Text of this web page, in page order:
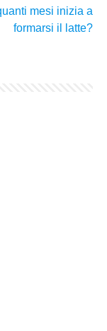
mesi inizia a
formarsi il latte?